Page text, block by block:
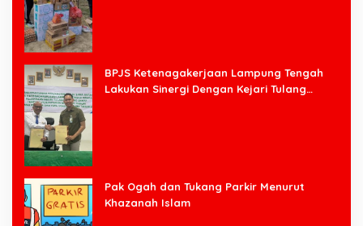
BPJS Ketenagakerjaan Lampung Tengah
Lakukan Sinergi Dengan Kejari Tulang
Pak Ogah dan Tukang Parkir Menurut
Khazanah Islam